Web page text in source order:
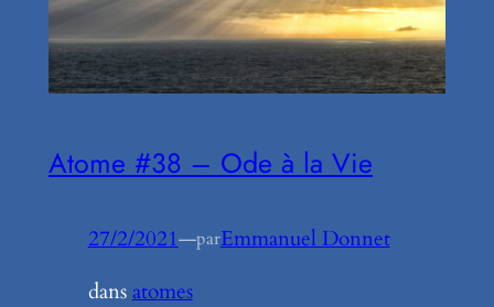
Atome #38 – Ode à la Vie
27/2/2021—parEmmanuel Donnet
dansatomes